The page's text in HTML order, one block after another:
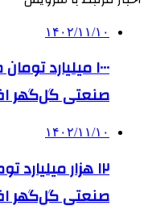
۱۴۰۲/۱۱/۱۰
۱۰۰۰ میلیارد
صنعتی گل‌گهر
۱۴۰۲/۱۱/۱۰
۱۲ هزار
صنعتی گل‌گهر